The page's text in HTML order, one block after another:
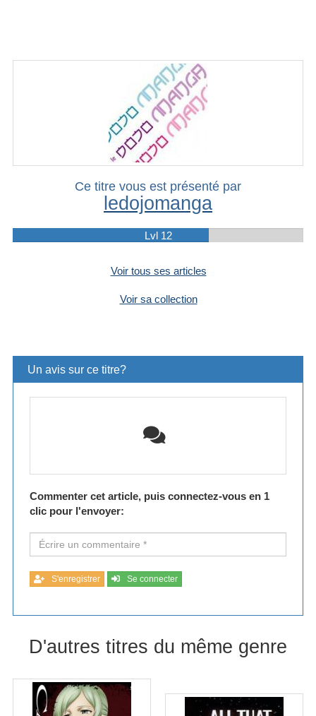
Ce titre vous est présenté par
ledojomanga
Lvl 12
Voir tous ses articles
Voir sa collection
Un avis sur ce titre?
Commenter cet article, puis connectez-vous en 1
clic pour l'envoyer:
S'enregistrer Se connecter
D'autres titres du même genre